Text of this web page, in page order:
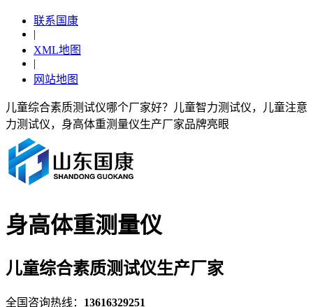
联系国康
|
XML地图
|
网站地图
儿童综合素质测试仪哪个厂家好？儿童智力测试仪，儿童注意
力测试仪，身高体重测量仪生产厂家品牌亮眼
身高体重测量仪
儿童综合素质测试仪生产厂家
全国咨询热线： 13616329251